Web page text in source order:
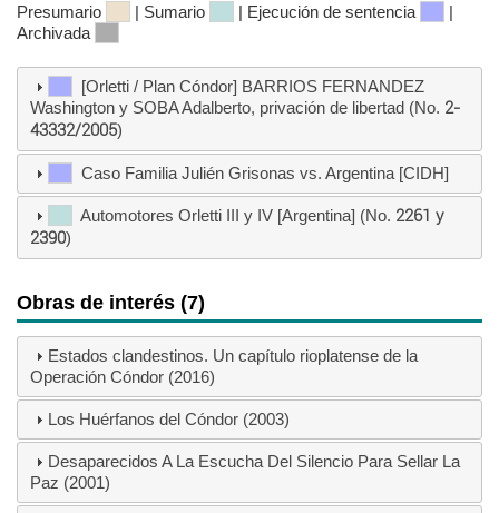
Presumario | Sumario | Ejecución de sentencia
|
Archivada
[Orletti / Plan Cóndor] BARRIOS FERNANDEZ
Washington y SOBA Adalberto, privación de libertad (No. 2-
43332/2005)
Caso Familia Julién Grisonas vs. Argentina [CIDH]
Automotores Orletti III y IV [Argentina] (No. 2261 y
2390)
Obras de interés (7)
Estados clandestinos. Un capítulo rioplatense de la
Operación Cóndor (2016)
Los Huérfanos del Cóndor (2003)
Desaparecidos A La Escucha Del Silencio Para Sellar La
Paz (2001)